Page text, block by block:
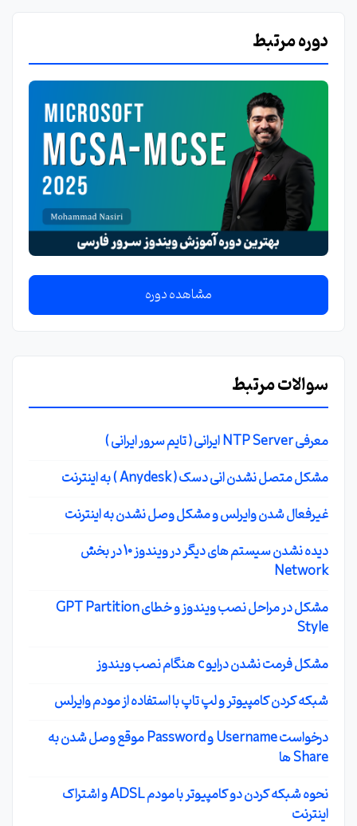
دوره مرتبط
مشاهده دوره
سوالات مرتبط
معرفی NTP Server ایرانی ( تایم سرور ایرانی )
مشکل متصل نشدن انی دسک ( Anydesk ) به اینترنت
غیرفعال شدن وایرلس و مشکل وصل نشدن به اینترنت
دیده نشدن سیستم های دیگر در ویندوز 10 در بخش
Network
مشکل در مراحل نصب ویندوز و خطای GPT Partition
Style
مشکل فرمت نشدن درایو c هنگام نصب ویندوز
شبکه کردن کامپیوتر و لپ تاپ با استفاده از مودم وایرلس
درخواست Username و Password موقع وصل شدن به
Share ها
نحوه شبکه کردن دو کامپیوتر با مودم ADSL و اشتراک
اینترنت